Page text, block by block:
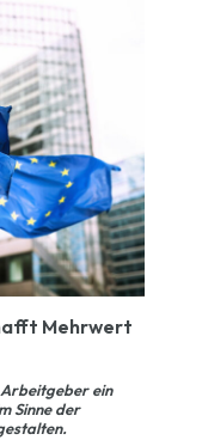
Mehrwert
ein
Sinne der